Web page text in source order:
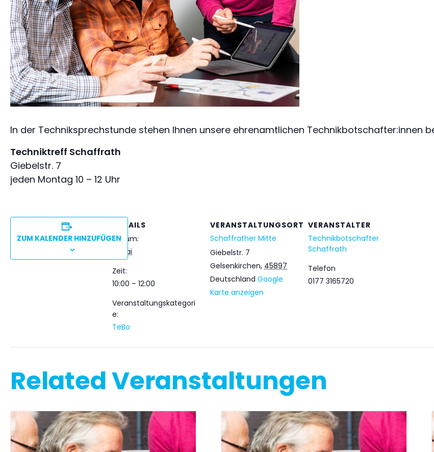
In der Techniksprechstunde stehen Ihnen unsere ehrenamtlichen Technikbotschafter:innen
Techniktreff Schaffrath
Giebelstr. 7
jeden Montag 10 – 12 Uhr
ZUM KALENDER HINZUFÜGEN
DETAILS
Datum:
11. Mai
Zeit:
10:00 – 12:00
Veranstaltungskategori
e:
TeBo
VERANSTALTUNGSORT
Schaffrather Mitte
Giebelstr. 7
Gelsenkirchen, 45897
Deutschland Google
Karte anzeigen
VERANSTALTER
Technikbotschafter
Schaffrath
Telefon
0177 3165720
Related Veranstaltungen